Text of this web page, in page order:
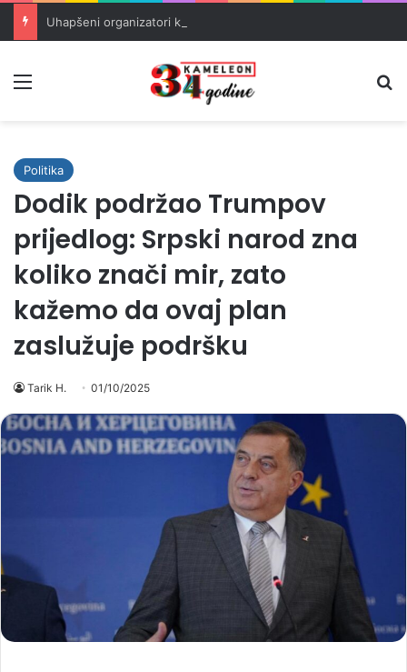
Politika
Dodik podržao Trumpov
prijedlog: Srpski narod zna
koliko znači mir, zato
kažemo da ovaj plan
zaslužuje podršku
Tarik H. 01/10/2025